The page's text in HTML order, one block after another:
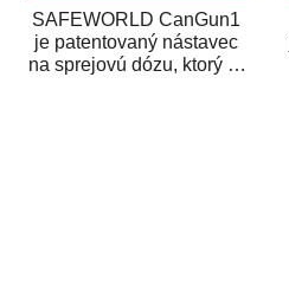
SAFEWORLD CanGun1
je patentovaný nástavec
na sprejovú dózu, ktorý ju